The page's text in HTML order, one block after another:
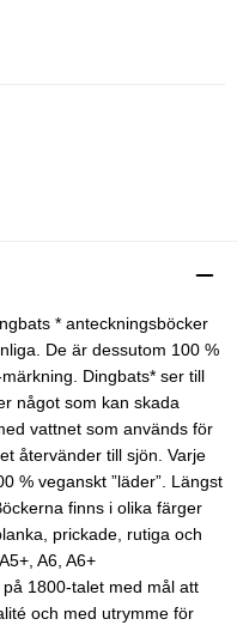
* anteckningsböcker
De är dessutom 100 %
Dingbats* ser till
något som kan skada
vattnet som används för
återvänder till sjön. Varje
% veganskt ”läder”. Längst
finns i olika färger
prickade, rutiga och
A6, A6+
1800-talet med mål att
och med utrymme för